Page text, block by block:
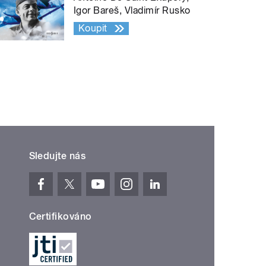
Igor Bareš, Vladimír Rusko
Koupit
Sledujte nás
Certifikováno